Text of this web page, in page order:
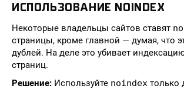
ИСПОЛЬЗОВАНИЕ NOINDEX
Некоторые владельцы сайтов ставят
страницы, кроме главной — думая, что
дублей. На деле это убивает
страниц.
Решение: Используйте noindex только